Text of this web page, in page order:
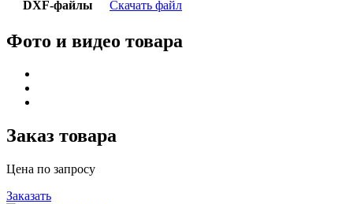
DXF-файлы
Скачать файл
Фото и видео товара
Заказ товара
Цена по запросу
Заказать